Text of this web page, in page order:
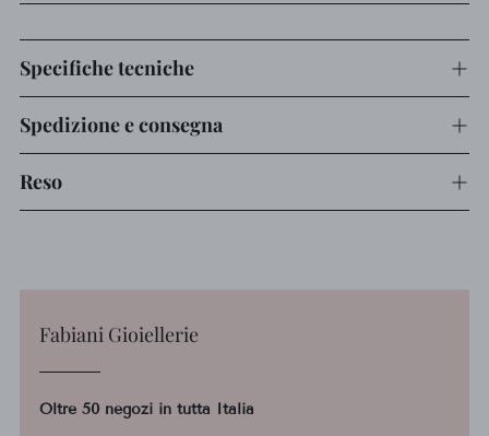
Specifiche tecniche
Spedizione e consegna
Reso
Fabiani Gioiellerie
Oltre 50 negozi in tutta Italia